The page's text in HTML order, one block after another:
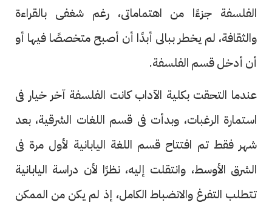
الفلسفة جزءًا من اهتماماتى، رغم شغفى بالقراءة
والثقافة، لم يخطر ببالى أبدًا أن أصبح متخصصًا فيها أو
أن أدخل قسم الفلسفة.
عندما التحقت بكلية الآداب كانت الفلسفة آخر خيار فى
استمارة الرغبات، وبدأت فى قسم اللغات الشرقية، بعد
شهر فقط تم افتتاح قسم اللغة اليابانية لأول مرة فى
الشرق الأوسط، وانتقلت إليه، نظرًا لأن دراسة اليابانية
تتطلب التفرغ والانضباط الكامل، إذ لم يكن من الممكن